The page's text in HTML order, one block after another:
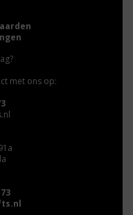
met ons op: